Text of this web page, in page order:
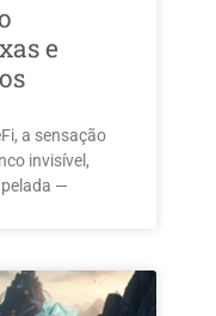
e
a sensação
invisível,
—